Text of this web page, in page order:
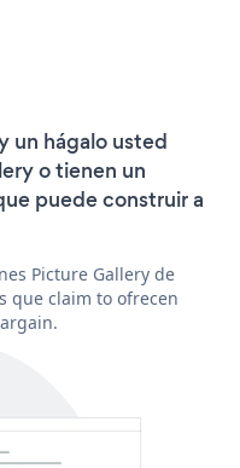
un hágalo usted
o tienen un
puede construir a
Picture Gallery de
que claim to ofrecen